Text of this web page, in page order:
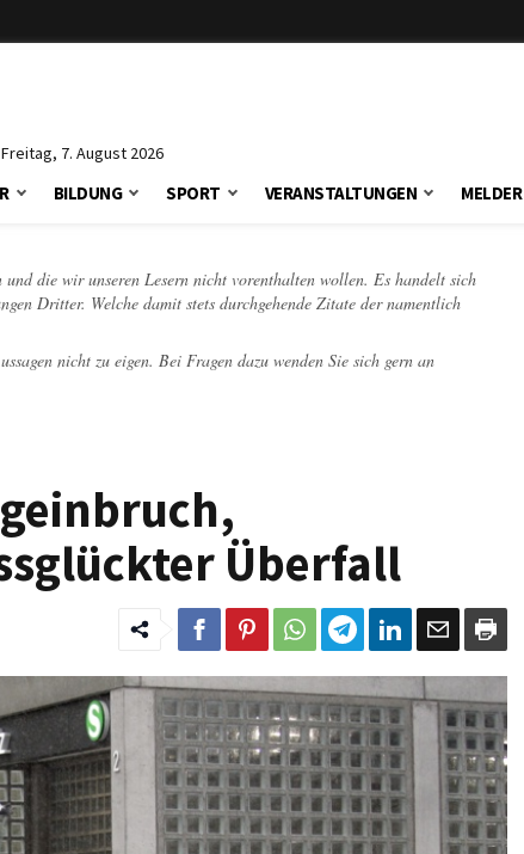
Freitag, 7. August 2026
BILDUNG SPORT VERANSTALTUNGEN MELDER
die wir unseren Lesern nicht vorenthalten wollen. Es handelt sich
Dritter. Welche damit stets durchgehende Zitate der namentlich
nicht zu eigen. Bei Fragen dazu wenden Sie sich gern an
Überfall